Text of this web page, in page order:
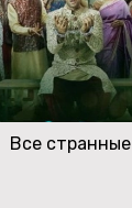
Все странные